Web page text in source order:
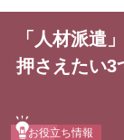
「人材派遣
押さえたい3
お役立ち情報